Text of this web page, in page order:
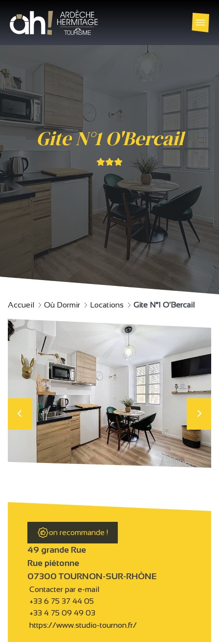
Gite N°1 O'Bercail
Accueil Où Dormir Locations Gite N°1 O'Bercail
on recommande !
49 grande Rue
Rue piétonne
07300 TOURNON-SUR-RHÔNE
Contacter par e-mail
+33 6 75 37 44 05
+33 4 75 09 49 03
https://www.studio-tournon.fr/